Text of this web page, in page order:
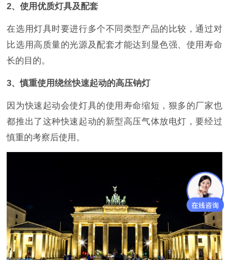
2、使用优质灯具及配套
在选用灯具时要进行多个不同类型产品的比较，通过对
比选用高质量的光源及配套才能达到显色强、使用寿命
长的目的。
3、慎重使用绕丝快速起动的高压钠灯
因为快速起动会使灯具的使用寿命缩短，狠多的厂家也
都推出了这种快速起动的新型高压气体放电灯，要经过
慎重的考察后使用。